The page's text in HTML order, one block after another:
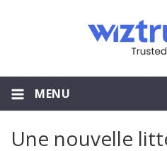
MENU
Une nouvelle